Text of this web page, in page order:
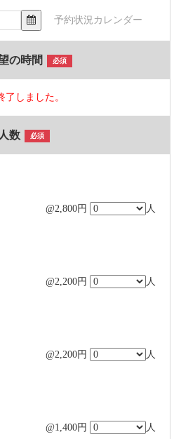
予約状況カレンダー
の時間 必須
了しました。
人数 必須
@2,800円 人
@2,200円 人
@2,200円 人
@1,400円 人